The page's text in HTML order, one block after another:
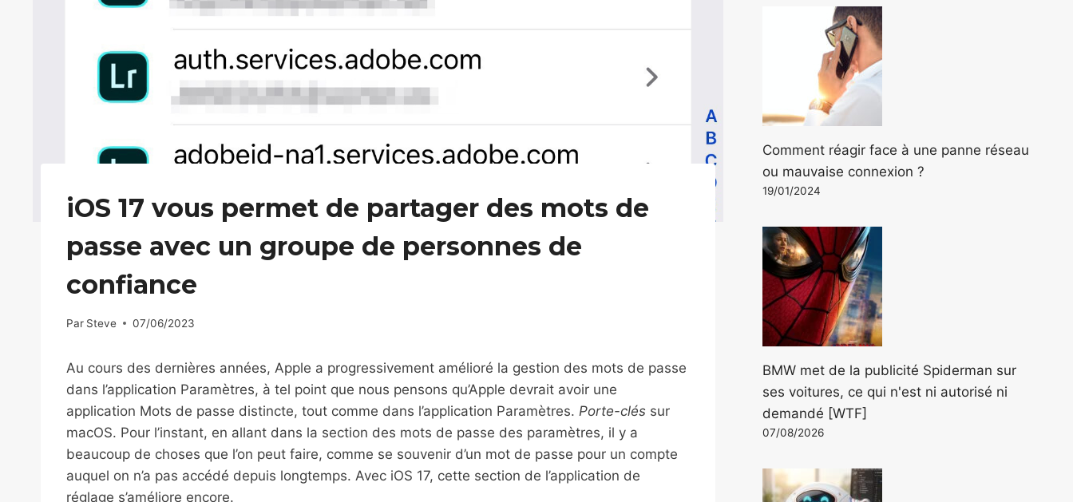
iOS 17 vous permet de partager des mots de
passe avec un groupe de personnes de
confiance
Par Steve 07/06/2023
Au cours des dernières années, Apple a progressivement amélioré la gestion des mots de passe
dans l’application Paramètres, à tel point que nous pensons qu’Apple devrait avoir une
application Mots de passe distincte, tout comme dans l’application Paramètres. Porte-clés sur
macOS. Pour l’instant, en allant dans la section des mots de passe des paramètres, il y a
beaucoup de choses que l’on peut faire, comme se souvenir d’un mot de passe pour un compte
auquel on n’a pas accédé depuis longtemps. Avec iOS 17, cette section de l’application de
réglage s’améliore encore.
Comment réagir face à une panne réseau
ou mauvaise connexion ?
19/01/2024
BMW met de la publicité Spiderman sur
ses voitures, ce qui n'est ni autorisé ni
demandé [WTF]
07/08/2026